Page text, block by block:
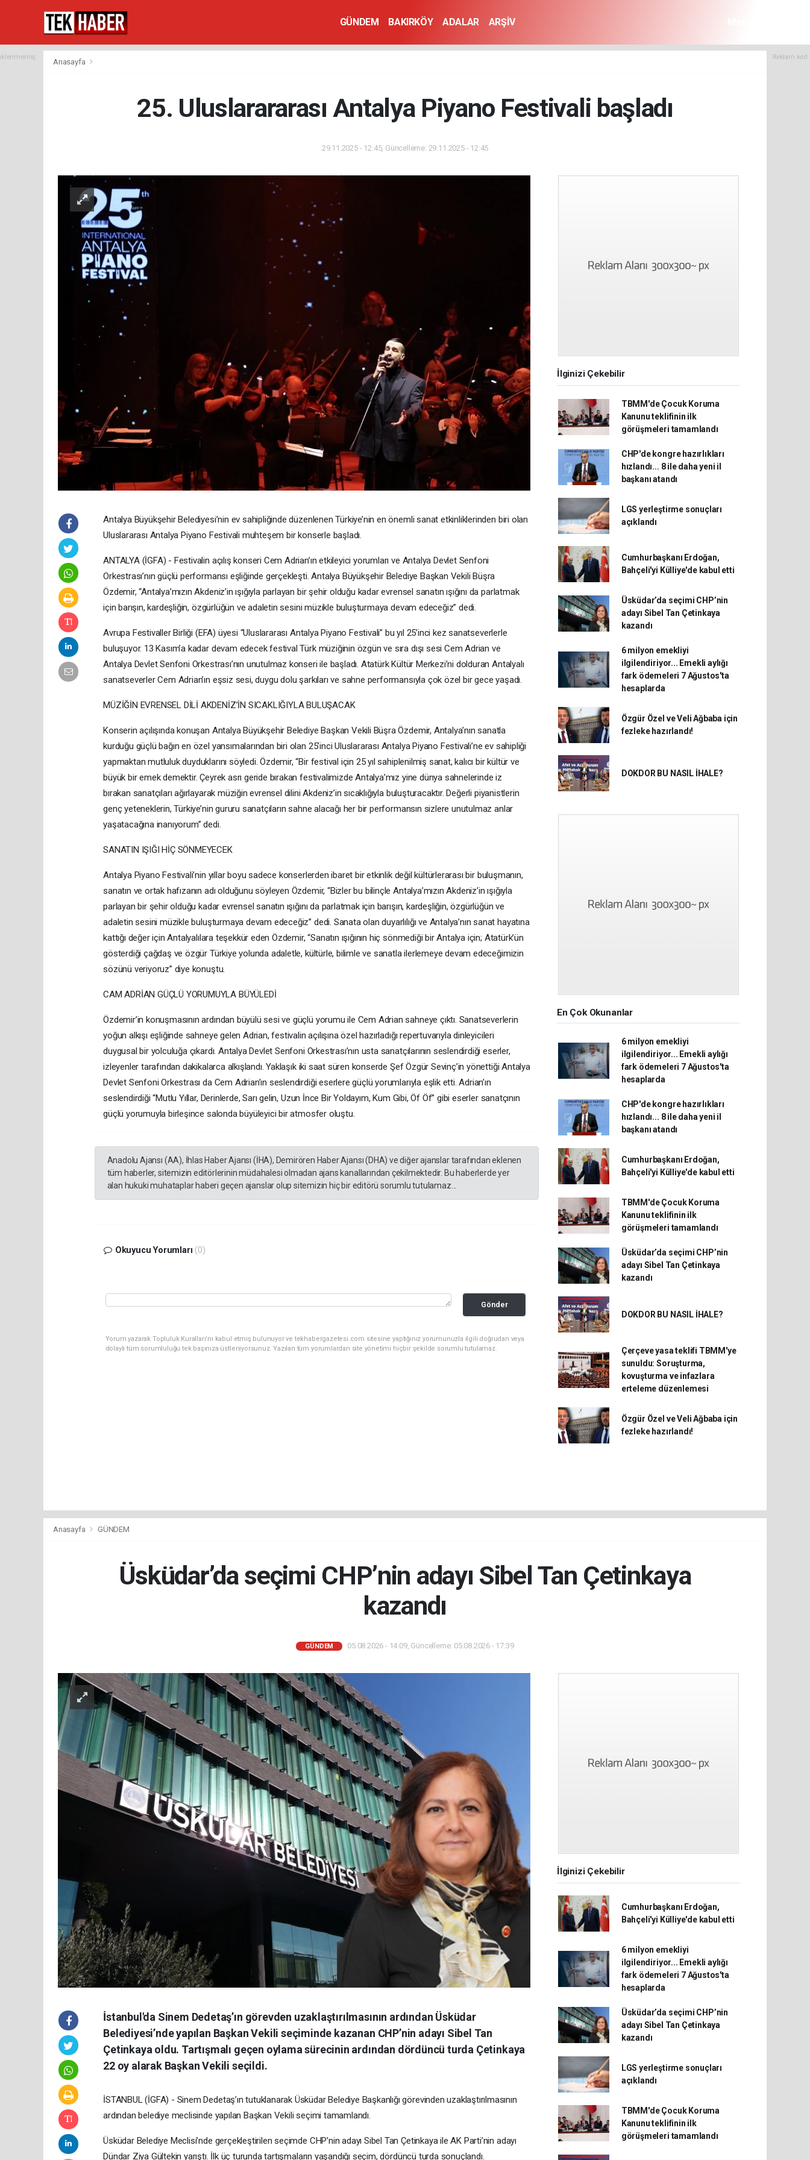
GÜNDEM BAKIRKÖY ADALAR ARŞİV
Reklam
Anasayfa
25. Uluslarararası Antalya Piyano Festivali başladı
29.11.2025 - 12:45, Güncelleme: 29.11.2025 - 12:45
Antalya Büyükşehir Belediyesi’nin ev sahipliğinde düzenlenen Türkiye’nin en önemli sanat etkinliklerinden biri olan
Uluslararası Antalya Piyano Festivali muhteşem bir konserle başladı.
ANTALYA (İGFA) - Festivalin açılış konseri Cem Adrian’ın etkileyici yorumları ve Antalya Devlet Senfoni
Orkestrası’nın güçlü performansı eşliğinde gerçekleşti. Antalya Büyükşehir Belediye Başkan Vekili Büşra
Özdemir, “Antalya’mızın Akdeniz’in ışığıyla parlayan bir şehir olduğu kadar evrensel sanatın ışığını da parlatmak
için barışın, kardeşliğin, özgürlüğün ve adaletin sesini müzikle buluşturmaya devam edeceğiz” dedi.
Avrupa Festivaller Birliği (EFA) üyesi “Uluslararası Antalya Piyano Festivali” bu yıl 25’inci kez sanatseverlerle
buluşuyor. 13 Kasım’a kadar devam edecek festival Türk müziğinin özgün ve sıra dışı sesi Cem Adrian ve
Antalya Devlet Senfoni Orkestrası’nın unutulmaz konseri ile başladı. Atatürk Kültür Merkezi’ni dolduran Antalyalı
sanatseverler Cem Adrian’ın eşsiz sesi, duygu dolu şarkıları ve sahne performansıyla çok özel bir gece yaşadı.
MÜZİĞİN EVRENSEL DİLİ AKDENİZ’İN SICAKLIĞIYLA BULUŞACAK
Konserin açılışında konuşan Antalya Büyükşehir Belediye Başkan Vekili Büşra Özdemir, Antalya’nın sanatla
kurduğu güçlü bağın en özel yansımalarından biri olan 25’inci Uluslararası Antalya Piyano Festivali’ne ev sahipliği
yapmaktan mutluluk duyduklarını söyledi. Özdemir, “Bir festival için 25 yıl sahiplenilmiş sanat, kalıcı bir kültür ve
büyük bir emek demektir. Çeyrek asrı geride bırakan festivalimizde Antalya’mız yine dünya sahnelerinde iz
bırakan sanatçıları ağırlayarak müziğin evrensel dilini Akdeniz’in sıcaklığıyla buluşturacaktır. Değerli piyanistlerin
genç yeteneklerin, Türkiye’nin gururu sanatçıların sahne alacağı her bir performansın sizlere unutulmaz anlar
yaşatacağına inanıyorum” dedi.
SANATIN IŞIĞI HİÇ SÖNMEYECEK
Antalya Piyano Festivali’nin yıllar boyu sadece konserlerden ibaret bir etkinlik değil kültürlerarası bir buluşmanın,
sanatın ve ortak hafızanın adı olduğunu söyleyen Özdemir, “Bizler bu bilinçle Antalya’mızın Akdeniz’in ışığıyla
parlayan bir şehir olduğu kadar evrensel sanatın ışığını da parlatmak için barışın, kardeşliğin, özgürlüğün ve
adaletin sesini müzikle buluşturmaya devam edeceğiz” dedi. Sanata olan duyarlılığı ve Antalya’nın sanat hayatına
kattığı değer için Antalyalılara teşekkür eden Özdemir, “Sanatın ışığının hiç sönmediği bir Antalya için; Atatürk’ün
gösterdiği çağdaş ve özgür Türkiye yolunda adaletle, kültürle, bilimle ve sanatla ilerlemeye devam edeceğimizin
sözünü veriyoruz” diye konuştu.
CAM ADRİAN GÜÇLÜ YORUMUYLA BÜYÜLEDİ
Özdemir’in konuşmasının ardından büyülü sesi ve güçlü yorumu ile Cem Adrian sahneye çıktı. Sanatseverlerin
yoğun alkışı eşliğinde sahneye gelen Adrian, festivalin açılışına özel hazırladığı repertuvarıyla dinleyicileri
duygusal bir yolculuğa çıkardı. Antalya Devlet Senfoni Orkestrası’nın usta sanatçılarının seslendirdiği eserler,
izleyenler tarafından dakikalarca alkışlandı. Yaklaşık iki saat süren konserde Şef Özgür Sevinç’in yönettiği Antalya
Devlet Senfoni Orkestrası da Cem Adrian’ın seslendirdiği eserlere güçlü yorumlarıyla eşlik etti. Adrian’ın
seslendirdiği “Mutlu Yıllar, Derinlerde, Sarı gelin, Uzun İnce Bir Yoldayım, Kum Gibi, Öf Öf” gibi eserler sanatçının
güçlü yorumuyla birleşince salonda büyüleyici bir atmosfer oluştu.
Anadolu Ajansı (AA), İhlas Haber Ajansı (İHA), Demirören Haber Ajansı (DHA) ve diğer ajanslar tarafından eklenen
tüm haberler, sitemizin editörlerinin müdahalesi olmadan ajans kanallarından çekilmektedir. Bu haberlerde yer
alan hukuki muhataplar haberi geçen ajanslar olup sitemizin hiç bir editörü sorumlu tutulamaz...
Okuyucu Yorumları (0)
Gönder
Yorum yazarak Topluluk Kuralları’nı kabul etmiş bulunuyor ve tekhabergazetesi.com sitesine yaptığınız yorumunuzla ilgili doğrudan veya
dolaylı tüm sorumluluğu tek başınıza üstleniyorsunuz. Yazılan tüm yorumlardan site yönetimi hiçbir şekilde sorumlu tutulamaz.
İlginizi Çekebilir
TBMM'de Çocuk Koruma
Kanunu teklifinin ilk
görüşmeleri tamamlandı
CHP'de kongre hazırlıkları
hızlandı... 8 ile daha yeni il
başkanı atandı
LGS yerleştirme sonuçları
açıklandı
Cumhurbaşkanı Erdoğan,
Bahçeli'yi Külliye'de kabul etti
Üsküdar’da seçimi CHP’nin
adayı Sibel Tan Çetinkaya
kazandı
6 milyon emekliyi
ilgilendiriyor... Emekli aylığı
fark ödemeleri 7 Ağustos'ta
hesaplarda
Özgür Özel ve Veli Ağbaba için
fezleke hazırlandı!
DOKDOR BU NASIL İHALE?
En Çok Okunanlar
6 milyon emekliyi
ilgilendiriyor... Emekli aylığı
fark ödemeleri 7 Ağustos'ta
hesaplarda
CHP'de kongre hazırlıkları
hızlandı... 8 ile daha yeni il
başkanı atandı
Cumhurbaşkanı Erdoğan,
Bahçeli'yi Külliye'de kabul etti
TBMM'de Çocuk Koruma
Kanunu teklifinin ilk
görüşmeleri tamamlandı
Üsküdar’da seçimi CHP’nin
adayı Sibel Tan Çetinkaya
kazandı
DOKDOR BU NASIL İHALE?
Çerçeve yasa teklifi TBMM'ye
sunuldu: Soruşturma,
kovuşturma ve infazlara
erteleme düzenlemesi
Özgür Özel ve Veli Ağbaba için
fezleke hazırlandı!
Anasayfa GÜNDEM
Üsküdar’da seçimi CHP’nin adayı Sibel Tan Çetinkaya
kazandı
GÜNDEM 05.08.2026 - 14:09, Güncelleme: 05.08.2026 - 17:39
İstanbul'da Sinem Dedetaş’ın görevden uzaklaştırılmasının ardından Üsküdar
Belediyesi’nde yapılan Başkan Vekili seçiminde kazanan CHP’nin adayı Sibel Tan
Çetinkaya oldu. Tartışmalı geçen oylama sürecinin ardından dördüncü turda Çetinkaya
22 oy alarak Başkan Vekili seçildi.
İSTANBUL (İGFA) - Sinem Dedetaş’ın tutuklanarak Üsküdar Belediye Başkanlığı görevinden uzaklaştırılmasının
ardından belediye meclisinde yapılan Başkan Vekili seçimi tamamlandı.
Üsküdar Belediye Meclisi’nde gerçekleştirilen seçimde CHP’nin adayı Sibel Tan Çetinkaya ile AK Parti’nin adayı
Dündar Ziya Gültekin yarıştı. İlk üç turunda tartışmaların yaşandığı seçim, dördüncü turda sonuçlandı.
İlginizi Çekebilir
Cumhurbaşkanı Erdoğan,
Bahçeli'yi Külliye'de kabul etti
6 milyon emekliyi
ilgilendiriyor... Emekli aylığı
fark ödemeleri 7 Ağustos'ta
hesaplarda
Üsküdar’da seçimi CHP’nin
adayı Sibel Tan Çetinkaya
kazandı
LGS yerleştirme sonuçları
açıklandı
TBMM'de Çocuk Koruma
Kanunu teklifinin ilk
görüşmeleri tamamlandı